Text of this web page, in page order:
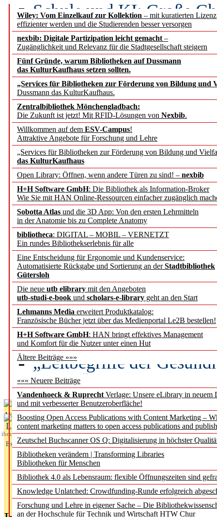
Wiley: Vom Einzelkauf zur Kollektion – mit kuratierten
effizienter werden und die Studierenden besser versorgen
nexbib: Digitale Partizipation leicht gemacht –
Zugänglichkeit und Relevanz für die Stadtgesellschaft steigern
Fünf Gründe, warum Bibliotheken auf Dussmann
das KulturKaufhaus setzen sollten.
„Services für Bibliotheken zur Förderung von Bildung und
Dussmann das KulturKaufhaus.
Zentralbibliothek Mönchengladbach:
Die Zukunft ist jetzt! Mit RFID-Lösungen von Nexbib.
Willkommen auf dem ESV-Campus!
Attraktive Angebote für Forschung und Lehre
„Services für Bibliotheken zur Förderung von Bildung und
das KulturKaufhaus
Open Library: Öffnen, wenn andere Türen zu sind! – nexbib
H+H Software GmbH: Die Bibliothek als Information-Broker
Wie Sie mit HAN Online-Ressourcen einfacher zugänglich
Sobotta Atlas und die 3D App: Von den ersten Lehrmitteln
in der Anatomie bis zu Complete Anatomy
bibliotheca: DIGITAL – MOBIL – VERNETZT
Ein rundes Bibliothekserlebnis für alle
Eine Entscheidung für Ergonomie und Kundenservice:
Automatisierte Rückgabe und Sortierung an derStadtbibliothek
Gütersloh
Die neue utb elibrary mit den Angeboten
utb-studi-e-book und scholars-e-library geht an den Start
Lehmanns Media erweitert Produktkatalog:
Französische Bücher jetzt über das Medienportal Le2B bestellen!
H+H Software GmbH: HAN bringt effektives Management
und Komfort für die Nutzer unter einen Hut
Ältere Beiträge »»»
««« Neuere Beiträge
Vandenhoeck & Ruprecht Verlage: Unsere eLibrary in neuem
und mit verbesserter Benutzeroberfläche!
Boosting Open Access Publications with Content Marketing –
content marketing matters to open access publications and
Zeutschel Buchscanner OS Q: Digitalisierung in höchster
Bibliotheken verändern | Transforming Libraries
Bibliotheken für Menschen
Bibliothek 4.0 als Lebensraum: flexible Öffnungszeiten sind
Knowledge Unlatched: Crowdfunding-Runde erfolgreich
Forschung und Lehre in eigener Sache – Die
an der Hochschule für Technik und Wirtschaft HTW Chur
Schule und KI: Große
Voraussetzungen
Erfolgreiches erstes
Segment Research –
angepasst
konstruktiv!
Mohr Siebeck
und die Zeitschrift für
Francke Attempto
EBSCO Information
Recherchefunktionen in
Sorbisches Institut neu
Geschichte und
Künstliche Intelligenz
besser zu verstehen
„Leitbegriffe der
des BIÖG erscheinen
Aktuelles aus
L
ibrary
Essentials